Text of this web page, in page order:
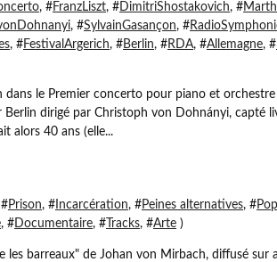
, #FranzLiszt, #DimitriShostakovich, #
, #SylvainGasançon, #
, #FestivalArgerich, #Berlin, #RDA, #Allemagne, #
le Premier concerto pour piano et orchestre
Berlin dirigé par Christoph von Dohnányi, capté
alors 40 ans (elle...
Prison, # Incarcération, #Peines alternatives, #
, #Documentaire, # Tracks, #Arte )
les barreaux" de Johan von Mirbach, diffusé sur